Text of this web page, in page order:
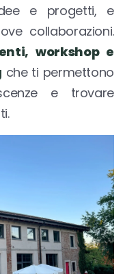
e progetti, e
collaborazioni.
workshop e
che ti permettono
e trovare